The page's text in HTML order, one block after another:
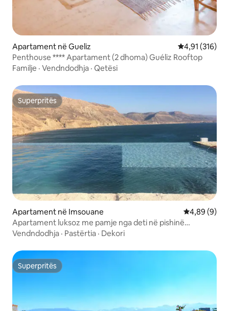
Apartament në Gueliz Vlerësimi
4,91 (316)
Penthouse **** Apartament (2 dhoma) Guéliz Rooftop
Familje · Vendndodhja · Qetësi
Superpritës
Superpritës
Apartament në Imsouane Vlerësimi
4,89 (9)
Apartament luksoz me pamje nga deti në pishinë
imsouane
Vendndodhja · Pastërtia · Dekori
Superpritës
Superpritës